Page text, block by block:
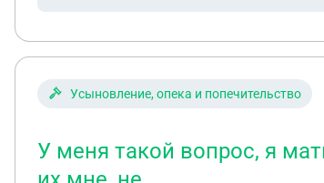
Усыновление, опека и попечительство
У меня такой вопрос, я